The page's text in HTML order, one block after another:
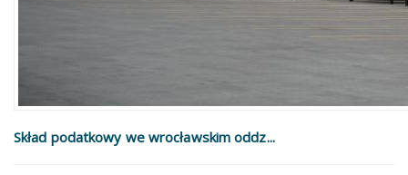
Skład podatkowy we wrocławskim oddz...